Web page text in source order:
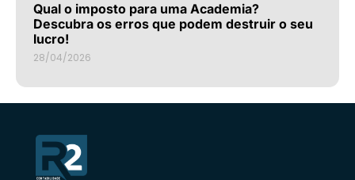
Qual o imposto para uma Academia?
Descubra os erros que podem destruir o seu
lucro!
28/04/2026